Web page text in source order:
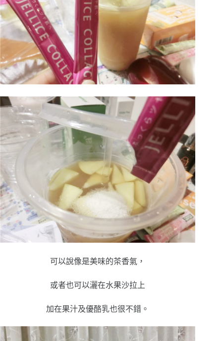
可以說像是美味的茶香氣，
或者也可以灑在水果沙拉上
加在果汁及優酪乳也很不錯。